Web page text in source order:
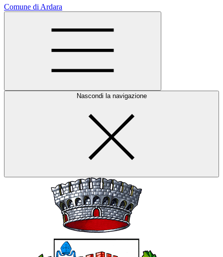
Comune di Ardara
Nascondi la navigazione